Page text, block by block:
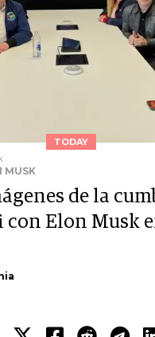
TODAY
MUSK
de la
Elon Musk